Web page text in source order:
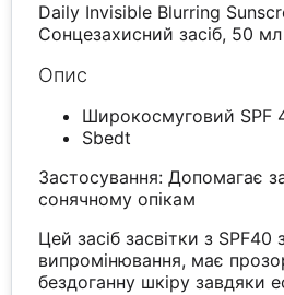
Daily Invisible Blurring
Сонцезахисний засіб, 50 мл
Опис
Широкосмуговий SPF
Sbedt
Застосування: Допомагає
сонячному опікам
Цей засіб засвітки з
випромінювання, має
бездоганну шкіру завдяки